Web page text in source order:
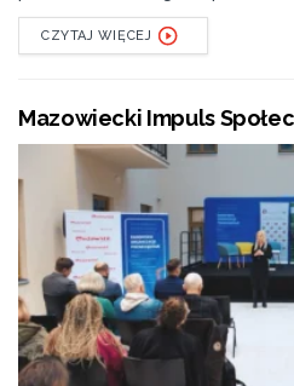
CZYTAJ WIĘCEJ
Mazowiecki Impuls